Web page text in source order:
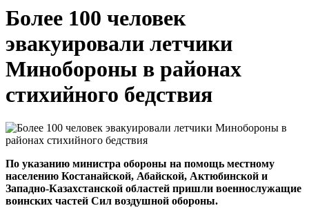
Более 100 человек
эвакуировали летчики
Минобороны в районах
стихийного бедствия
По указанию министра обороны на помощь местному
населению Костанайской, Абайской, Актюбинской и
Западно-Казахстанской областей пришли военнослужащие
воинских частей Сил воздушной обороны.